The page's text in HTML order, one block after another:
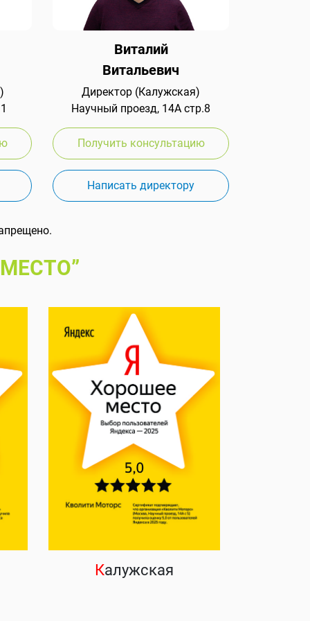
Виталий
Витальевич
Директор (Калужская)
Научный проезд, 14А стр.8
Получить консультацию
Написать директору
Калужская